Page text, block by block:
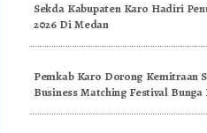
Sekda Kabupaten Karo Hadiri
2026 Di Medan
Pemkab Karo Dorong Kemitraan
Business Matching Festival Bunga